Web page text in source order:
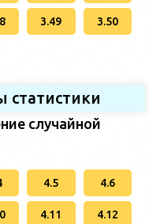
3.49 3.50
статистики
случайной
4.5 4.6
4.11 4.12